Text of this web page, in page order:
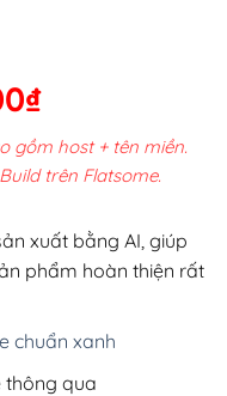
₫Giá
hiện
tại
200,000₫.
gồm host + tên miền.
trên Flatsome.
xuất bằng AI, giúp
phẩm hoàn thiện rất
chuẩn xanh
thông qua